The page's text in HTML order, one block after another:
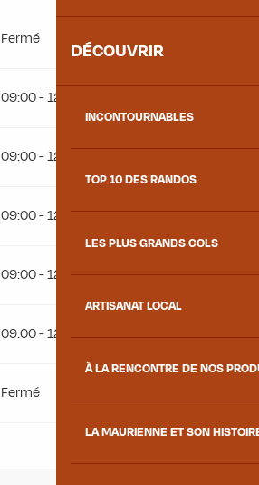
DÉCOUVRIR
INCONTOURNABLES
TOP 10 DES RANDOS
LES PLUS GRANDS COLS
ARTISANAT LOCAL
À LA RENCONTRE DE NOS
LA MAURIENNE ET SON
Fermé
09:00 - 12:00
09:00 - 12:00
09:00 - 12:00 14:30 - 18:00
09:00 - 12:00 14:30 - 18:00
09:00 - 12:00
Fermé